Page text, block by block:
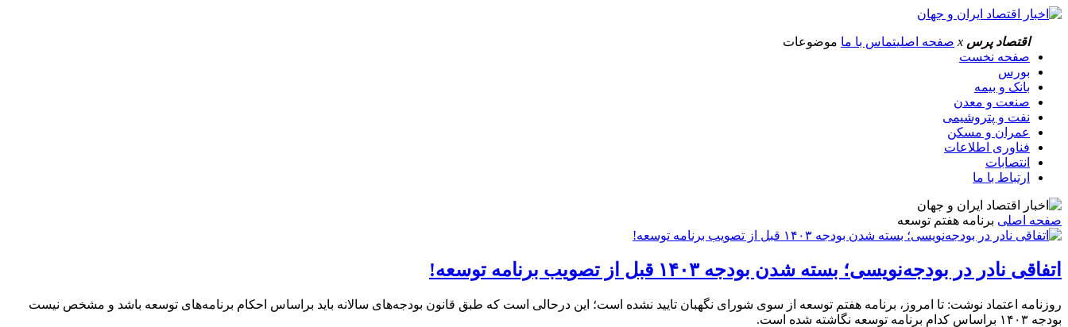
اقتصاد پرس x صفحه اصلیتماس با ما موضوعات
صفحه نخست
بورس
بانک و بیمه
صنعت و معدن
نفت و پتروشیمی
عمران و مسکن
فناوری اطلاعات
انتصابات
ارتباط با ما
صفحه اصلی برنامه هفتم توسعه
اتفاقی نادر در بودجه‌نویسی؛ بسته شدن بودجه ۱۴۰۳ قبل از تصویب برنامه توسعه!
روزنامه اعتماد نوشت: تا امروز، برنامه هفتم توسعه از سوی شورای نگهبان تایید نشده است؛ این درحالی است که طبق قانون بودجه‌های سالانه باید براساس احکام برنامه‌های توسعه باشد و مشخص نیست
بودجه ۱۴۰۳ براساس کدام برنامه توسعه نگاشته شده است.